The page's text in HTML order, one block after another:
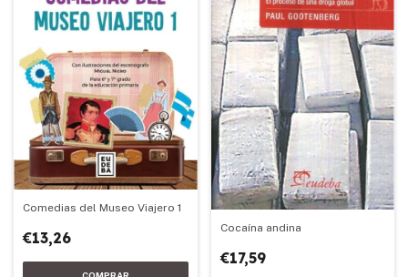
Comedias del Museo Viajero 1
€13,26
Cocaína andina
€17,59